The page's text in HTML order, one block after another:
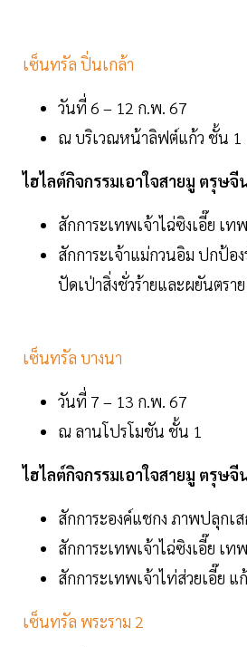
เซ็นทรัล ปิ่นเกล้า
วันที่ 6 – 12 ก.พ. 67
ณ บริเวณหน้าลิฟต์แก้ว ชั้น 1
ไฮไลต์กิจกรรมเอาใจสายมู ตรุษจี
สักการะเทพเจ้าไฉ่ซิงเอี๊ย เท
สักการะเจ้าแม่กวนอิม ปกป้อ
ปัดเป่าสิ่งชั่วร้ายและผยันตรา
เซ็นทรัล บางนา
วันที่ 7 – 13 ก.พ. 67
ณ ลานโปรโมชัน ชั้น 1
ไฮไลต์กิจกรรมเอาใจสายมู ตรุษจี
สักการะองค์แชกง ภาพปลุกเส
สักการะเทพเจ้าไฉ่ซิงเอี๊ย เท
สักการะเทพเจ้าไท่ส่วยเอี๊ย แ
เซ็นทรัล พระราม 2